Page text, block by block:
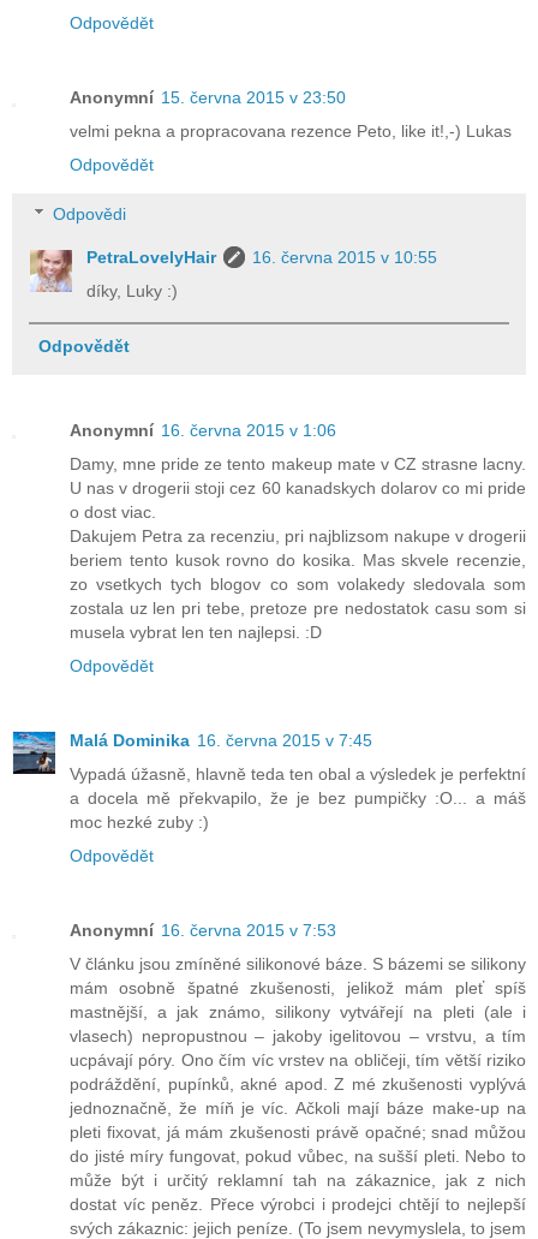
Odpovědět
Anonymní 15. června 2015 v 23:50
velmi pekna a propracovana rezence Peto, like it!,-) Lukas
Odpovědět
Odpovědi
PetraLovelyHair
16. června 2015 v 10:55
díky, Luky :)
Odpovědět
Anonymní 16. června 2015 v 1:06
Damy, mne pride ze tento makeup mate v CZ strasne lacny.
U nas v drogerii stoji cez 60 kanadskych dolarov co mi pride
o dost viac.
Dakujem Petra za recenziu, pri najblizsom nakupe v drogerii
beriem tento kusok rovno do kosika. Mas skvele recenzie,
zo vsetkych tych blogov co som volakedy sledovala som
zostala uz len pri tebe, pretoze pre nedostatok casu som si
musela vybrat len ten najlepsi. :D
Odpovědět
Malá Dominika 16. června 2015 v 7:45
Vypadá úžasně, hlavně teda ten obal a výsledek je perfektní
a docela mě překvapilo, že je bez pumpičky :O... a máš
moc hezké zuby :)
Odpovědět
Anonymní 16. června 2015 v 7:53
V článku jsou zmíněné silikonové báze. S bázemi se silikony
mám osobně špatné zkušenosti, jelikož mám pleť spíš
mastnější, a jak známo, silikony vytvářejí na pleti (ale i
vlasech) nepropustnou – jakoby igelitovou – vrstvu, a tím
ucpávají póry. Ono čím víc vrstev na obličeji, tím větší riziko
podráždění, pupínků, akné apod. Z mé zkušenosti vyplývá
jednoznačně, že míň je víc. Ačkoli mají báze make-up na
pleti fixovat, já mám zkušenosti právě opačné; snad můžou
do jisté míry fungovat, pokud vůbec, na sušší pleti. Nebo to
může být i určitý reklamní tah na zákaznice, jak z nich
dostat víc peněz. Přece výrobci i prodejci chtějí to nejlepší
svých zákaznic: jejich peníze. (To jsem nevymyslela, to jsem